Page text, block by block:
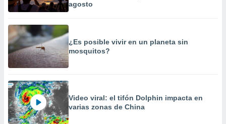
agosto
¿Es posible vivir en un planeta sin
mosquitos?
Video viral: el tifón Dolphin impacta en
varias zonas de China